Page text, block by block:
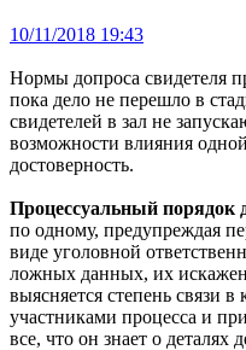
10/11/2018 19:43
Нормы допроса свидетеля
пока дело не перешло в
свидетелей в зал не
возможности влияния
достоверность.
Процессуальный порядок
по одному, предупреждая
виде уголовной
ложных данных, их
выясняется степень связи в
участниками процесса и
все, что он знает о деталях